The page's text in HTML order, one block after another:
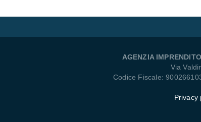
AGENZIA
Via
Codice Fiscale:
Privacy